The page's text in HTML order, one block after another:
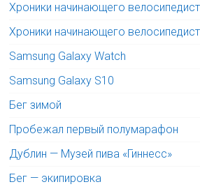
Хроники начинающего
Хроники начинающего
Samsung Galaxy Watch
Samsung Galaxy S10
Бег зимой
Пробежал первый полумарафон
Дублин — Музей пива «Гиннесс»
Бег — экипировка